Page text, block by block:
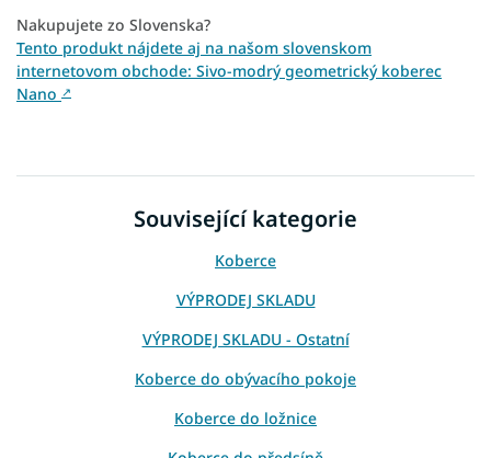
Nakupujete zo Slovenska?
Tento produkt nájdete aj na našom slovenskom
internetovom obchode: Sivo-modrý geometrický koberec
Nano ↗
Související kategorie
Koberce
VÝPRODEJ SKLADU
VÝPRODEJ SKLADU - Ostatní
Koberce do obývacího pokoje
Koberce do ložnice